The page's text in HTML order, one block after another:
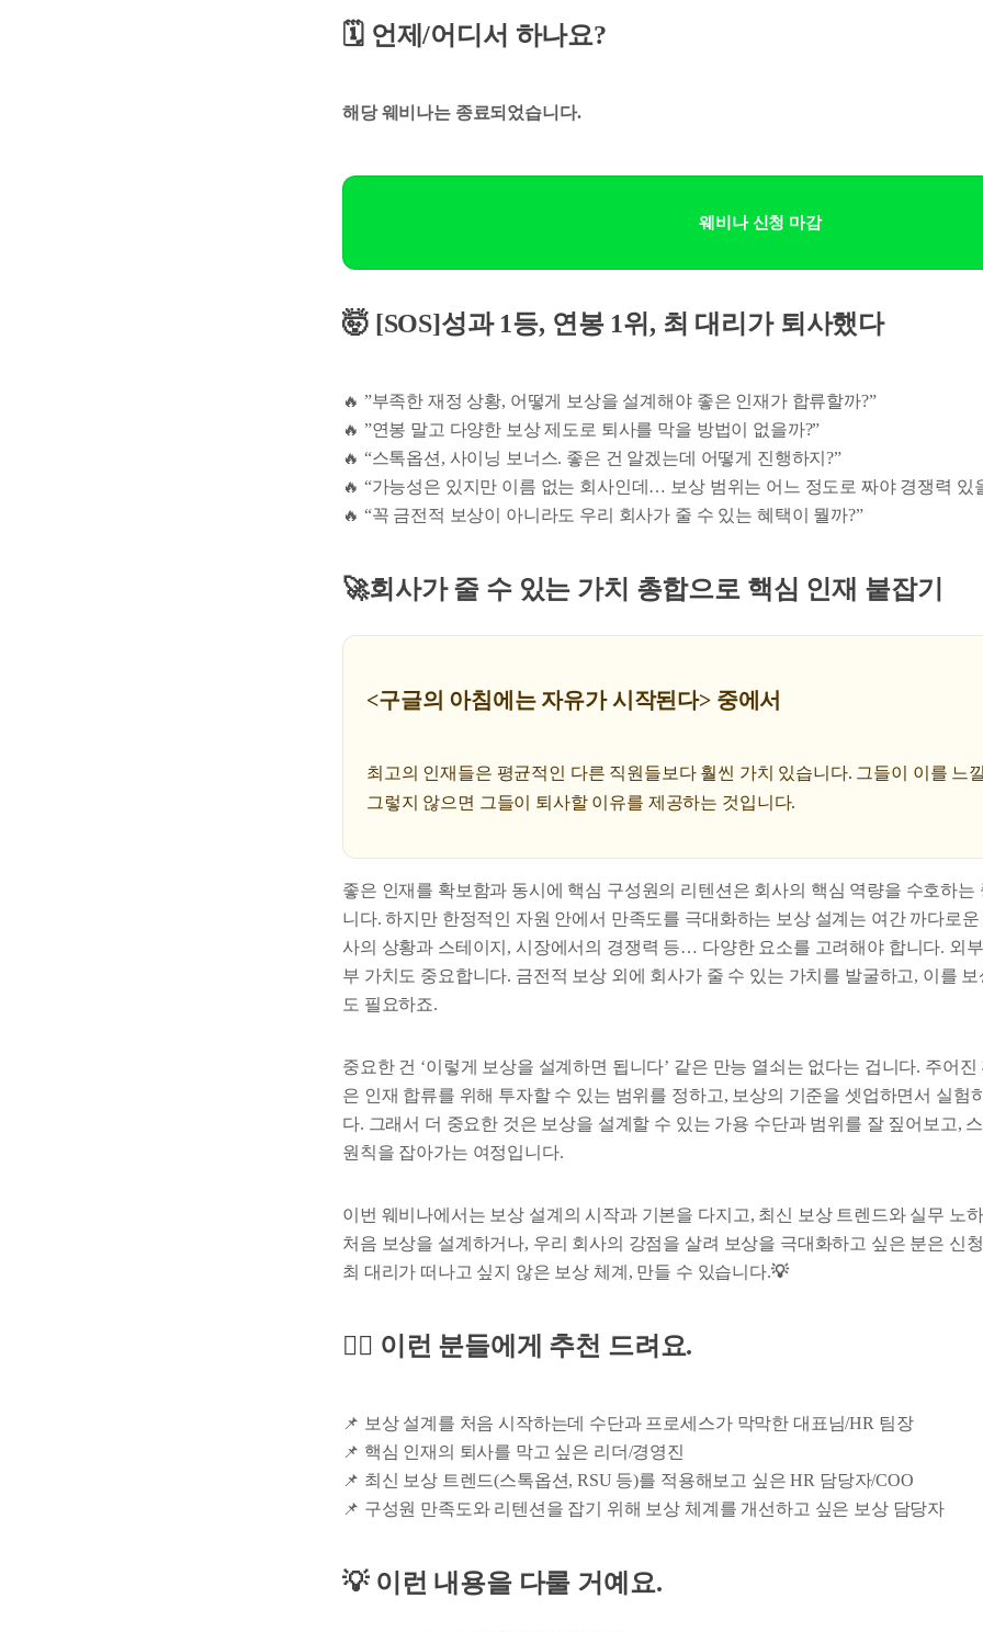
🗓️ 언제/어디서 하나요?
해당 웨비나는 종료되었습니다.
웨비나 신청 마감
🤯 [SOS]성과 1등, 연봉 1위, 최 대리가 퇴사했다
🔥 ”부족한 재정 상황, 어떻게 보상을 설계해야 좋은 인재가 합류할까?”
🔥 ”연봉 말고 다양한 보상 제도로 퇴사를 막을 방법이 없을까?”
🔥 “스톡옵션, 사이닝 보너스. 좋은 건 알겠는데 어떻게 진행하지?”
🔥 “가능성은 있지만 이름 없는 회사인데… 보상 범위는 어느 정도로 짜야 경쟁력 있
🔥 “꼭 금전적 보상이 아니라도 우리 회사가 줄 수 있는 혜택이 뭘까?”
🚀회사가 줄 수 있는 가치 총합으로 핵심 인재 붙잡기
<구글의 아침에는 자유가 시작된다> 중에서
최고의 인재들은 평균적인 다른 직원들보다 훨씬 가치 있습니다. 그들이 이를 느
그렇지 않으면 그들이 퇴사할 이유를 제공하는 것입니다.
좋은 인재를 확보함과 동시에 핵심 구성원의 리텐션은 회사의 핵심 역량을 수호하는
니다. 하지만 한정적인 자원 안에서 만족도를 극대화하는 보상 설계는 여간 까다로
사의 상황과 스테이지, 시장에서의 경쟁력 등… 다양한 요소를 고려해야 합니다. 외
부 가치도 중요합니다. 금전적 보상 외에 회사가 줄 수 있는 가치를 발굴하고, 이를
도 필요하죠.
중요한 건 ‘이렇게 보상을 설계하면 됩니다’ 같은 만능 열쇠는 없다는 겁니다. 주어
은 인재 합류를 위해 투자할 수 있는 범위를 정하고, 보상의 기준을 셋업하면서 실험
다. 그래서 더 중요한 것은 보상을 설계할 수 있는 가용 수단과 범위를 잘 짚어보고,
원칙을 잡아가는 여정입니다.
이번 웨비나에서는 보상 설계의 시작과 기본을 다지고, 최신 보상 트렌드와 실무 노
처음 보상을 설계하거나, 우리 회사의 강점을 살려 보상을 극대화하고 싶은 분은 신
최 대리가 떠나고 싶지 않은 보상 체계, 만들 수 있습니다.💡
🙋‍♀️ 이런 분들에게 추천 드려요.
📌 보상 설계를 처음 시작하는데 수단과 프로세스가 막막한 대표님/HR 팀장
📌 핵심 인재의 퇴사를 막고 싶은 리더/경영진
📌 최신 보상 트렌드(스톡옵션, RSU 등)를 적용해보고 싶은 HR 담당자/COO
📌 구성원 만족도와 리텐션을 잡기 위해 보상 체계를 개선하고 싶은 보상 담당자
💡 이런 내용을 다룰 거예요.